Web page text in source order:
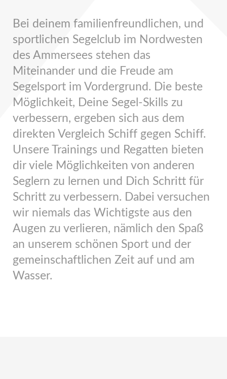
Bei deinem familienfreundlichen, und
sportlichen Segelclub im Nordwesten
des Ammersees stehen das
Miteinander und die Freude am
Segelsport im Vordergrund. Die beste
Möglichkeit, Deine Segel-Skills zu
verbessern, ergeben sich aus dem
direkten Vergleich Schiff gegen Schiff.
Unsere Trainings und Regatten bieten
dir viele Möglichkeiten von anderen
Seglern zu lernen und Dich Schritt für
Schritt zu verbessern. Dabei versuchen
wir niemals das Wichtigste aus den
Augen zu verlieren, nämlich den Spaß
an unserem schönen Sport und der
gemeinschaftlichen Zeit auf und am
Wasser.